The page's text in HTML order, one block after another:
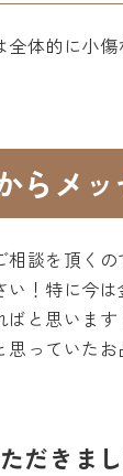
全体的に小
らメ
相談を頂く
い！特に今
ばと思いま
思っていた
だきま